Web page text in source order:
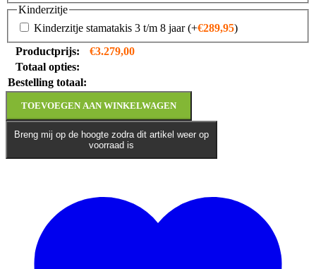
Kinderzitje
Kinderzitje stamatakis 3 t/m 8 jaar(+€289,95)
Productprijs:
€3.279,00
Totaal opties:
Bestelling totaal:
TOEVOEGEN AAN WINKELWAGEN
Breng mij op de hoogte zodra dit artikel weer op
voorraad is